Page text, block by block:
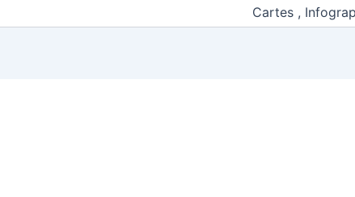
Cartes ,